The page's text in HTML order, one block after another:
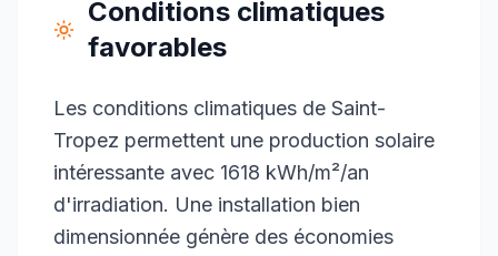
Conditions climatiques
favorables
Les conditions climatiques de Saint-
Tropez permettent une production solaire
intéressante avec 1618 kWh/m²/an
d'irradiation. Une installation bien
dimensionnée génère des économies